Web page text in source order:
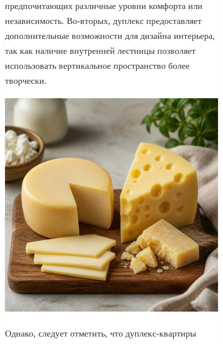
предпочитающих различные уровни комфорта или
независимость. Во-вторых, дуплекс предоставляет
дополнительные возможности для дизайна интерьера,
так как наличие внутренней лестницы позволяет
использовать вертикальное пространство более
творчески.
Однако, следует отметить, что дуплекс-квартиры